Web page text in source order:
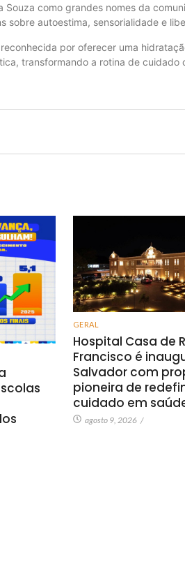
Souza como grandes nomes da
sobre autoestima, sensorialidade e
por oferecer uma
transformando a rotina de cuidado
GERAL
Hospital Casa de
Francisco é
Salvador com
pioneira de
cuidado em
agosto 9, 2026 /